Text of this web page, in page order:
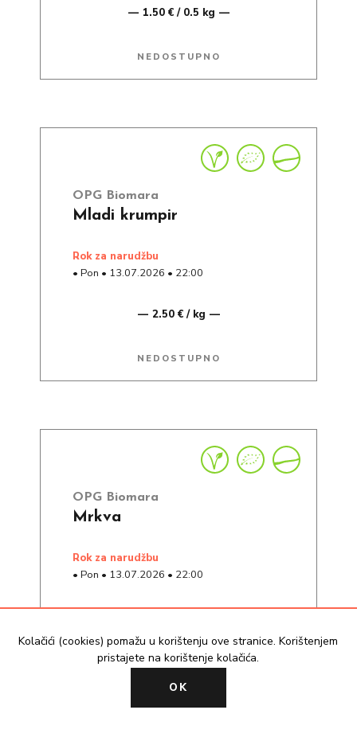
1.50 € / 0.5 kg
NEDOSTUPNO
OPG Biomara
Mladi krumpir
rok za narudžbu
• Pon • 13.07.2026 • 22:00
2.50 € / kg
NEDOSTUPNO
OPG Biomara
Mrkva
rok za narudžbu
• Pon • 13.07.2026 • 22:00
NEDOSTUPNO
Kolačići (cookies) pomažu u korištenju ove stranice. Korištenjem
pristajete na korištenje kolačića.
OK